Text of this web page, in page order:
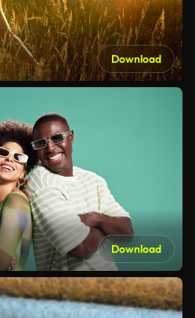
Download
Download